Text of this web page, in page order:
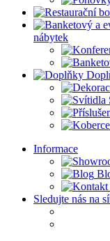
nábytek
Informace
Sledujte nás na